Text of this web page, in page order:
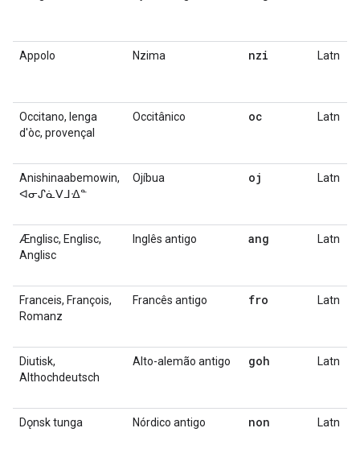
Appolo Nzima nzi Latn
Occitano, lenga
d'òc, provençal
Occitânico oc Latn
Anishinaabemowin,
ᐊᓂᔑᓈᐯᒧᐎᓐ
Ojíbua oj Latn
Ænglisc, Englisc,
Anglisc
Inglês antigo ang Latn
Franceis, François,
Romanz
Francês antigo fro Latn
Diutisk,
Althochdeutsch
Alto-alemão antigo goh Latn
Dǫnsk tunga Nórdico antigo non Latn